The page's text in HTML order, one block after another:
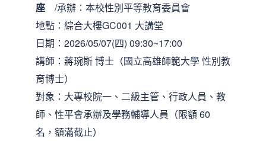
座 /承辦：本校性別平等教育委員會
地點：綜合大樓GC001 大講堂
日期：2026/05/07(四) 09:30~17:00
講師：蔣琬斯 博士（國立高雄師範大學 性別教
育博士）
對象：大專校院一、二級主管、行政人員、教
師、性平會承辦及學務輔導人員（限額 60
名，額滿截止）